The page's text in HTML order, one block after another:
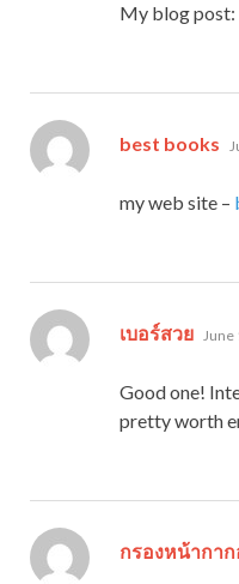
My blog post:
best books
my web site –
เบอร์สวย says:
June
Good one!
pretty worth
กรองหน้ากา